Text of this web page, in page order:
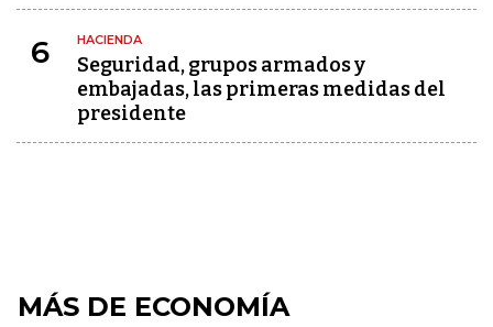
6 HACIENDA
Seguridad, grupos armados y
embajadas, las primeras medidas del
presidente
MÁS DE ECONOMÍA